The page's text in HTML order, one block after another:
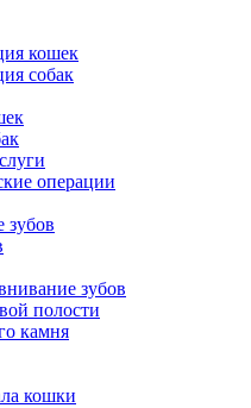
кошек
собак
операции
зубов
зубов
полости
камня
кошки